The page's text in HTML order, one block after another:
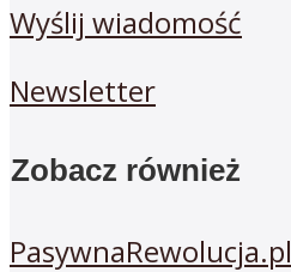
Wyślij wiadomość
Newsletter
Zobacz również
PasywnaRewolucja.pl